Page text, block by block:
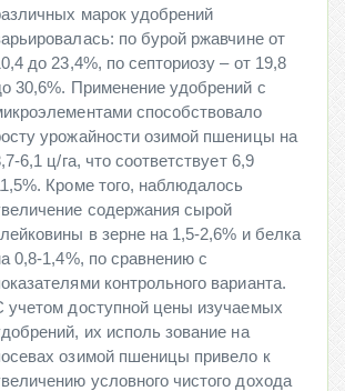
марок удобрений
по бурой ржавчине от
до 23,4%, по септориозу – от 19,8
30,6%. Применение удобрений с
способствовало
урожайности озимой пшеницы на
6,1 ц/га, что соответствует 6,9
Кроме того, наблюдалось
содержания сырой
в зерне на 1,5-2,6% и белка
0,8-1,4%, по сравнению с
контрольного варианта.
учетом доступной цены изучаемых
их исполь зование на
озимой пшеницы привело к
условного чистого дохода